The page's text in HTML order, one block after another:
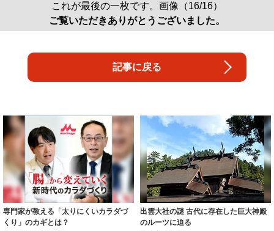
これが最後の一枚です。画像（16/16）
ご覧いただきありがとうございました。
記事に戻る
専門家が教える「太りにくいカラダづ
くり」のカギとは？
出雲大社の謎 古代に存在した巨大神殿
のルーツに迫る